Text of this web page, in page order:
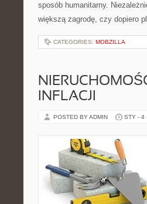
sposób humanitarny.
większą zagrodę, czy dopiero
CATEGORIES: MOBZILLA
INFLACJI
POSTED BY ADMIN STY - 4